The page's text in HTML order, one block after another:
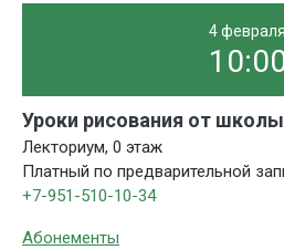
4 февраля
Уроки рисования от
Лекториум, 0 этаж
Платный по предварительной
+7-951-510-10-34
Абонементы